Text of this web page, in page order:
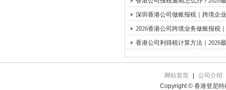
深圳香港公司做账报税｜跨境企
2026香港公司跨境业务做账报税
香港公司利得税计算方法｜2026
网站首页
公司介绍
Copyright © 香港登尼特